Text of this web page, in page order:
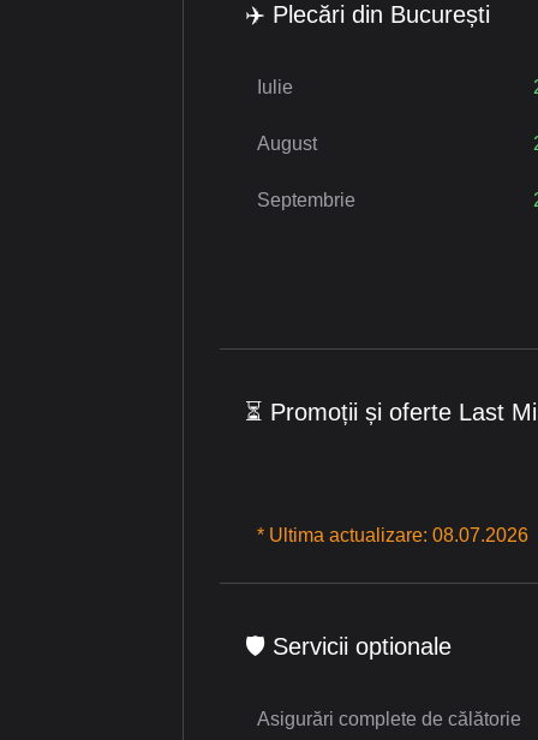
✈️ Plecări din București
Iulie
August
Septembrie
⏳ Promoții și oferte Last
* Ultima actualizare: 08.07.2026
🛡 Servicii optionale
Asigurări complete de călătorie